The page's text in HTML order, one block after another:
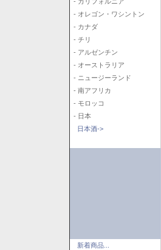
- オレゴン・ワシントン
- カナダ
- チリ
- アルゼンチン
- オーストラリア
- ニュージーランド
- 南アフリカ
- モロッコ
- 日本
日本酒->
新着商品...